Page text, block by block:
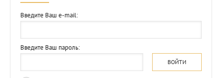
Введите Ваш e-mail:
Введите Ваш пароль:
ВОЙТИ